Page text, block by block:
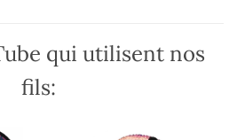
produit
qui utilisent nos
fils: